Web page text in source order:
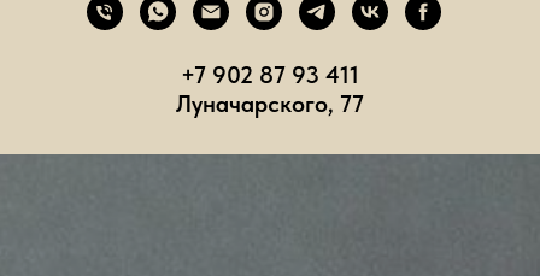
+7 902 87 93 411
Луначарского, 77